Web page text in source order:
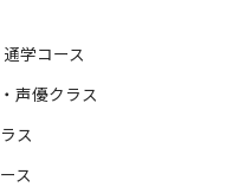
通学コース
声優クラス
ス
ス